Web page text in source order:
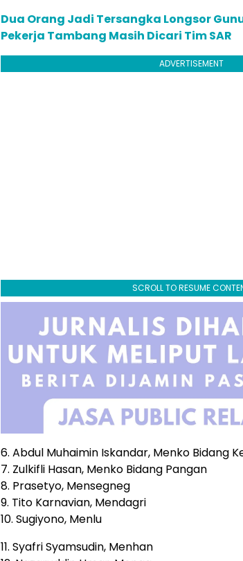
Dua Orang Jadi Tersangka Longsor
Pekerja Tambang Masih Dicari Tim SAR
ADVERTISEMENT
SCROLL TO RESUME
6. Abdul Muhaimin Iskandar, Menko Bidang
7. Zulkifli Hasan, Menko Bidang Pangan
8. Prasetyo, Mensegneg
9. Tito Karnavian, Mendagri
10. Sugiyono, Menlu
11. Syafri Syamsudin, Menhan